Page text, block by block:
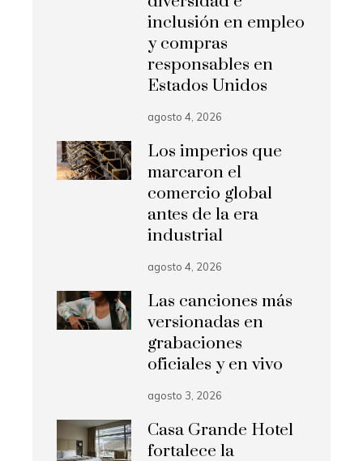
inclusión en empleo
y compras
responsables en
Estados Unidos
agosto 4, 2026
Los imperios que
marcaron el
comercio global
antes de la era
industrial
agosto 4, 2026
Las canciones más
versionadas en
grabaciones
oficiales y en vivo
agosto 3, 2026
Casa Grande Hotel
fortalece la